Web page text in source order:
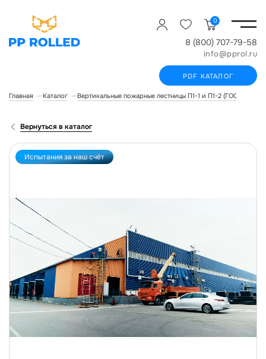
0
8 (800) 707-79-58
info@pprol.ru
PDF КАТАЛОГ
Главная Каталог Вертикальные пожарные лестницы П1-1 и П1-2 (ГОСТ Р
Вернуться в каталог
Испытания за наш счёт